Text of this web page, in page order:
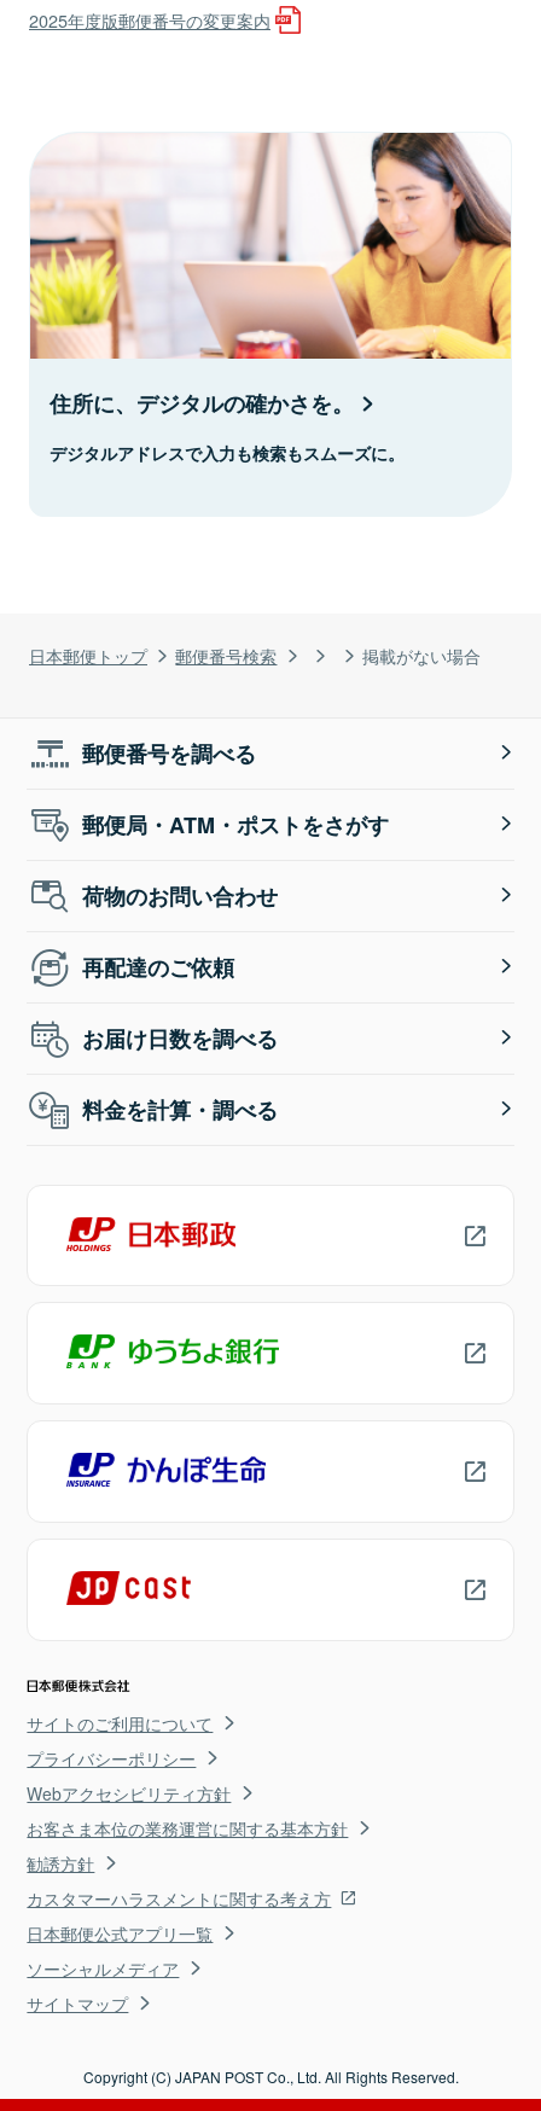
日本郵便トップ 郵便番号検索 掲載がない場合
2025年度版郵便番号の変更案内
住所に、デジタルの確かさを。
デジタルアドレスで入力も検索もスムーズに。
郵便番号を調べる
郵便局・ATM・ポストをさがす
荷物のお問い合わせ
再配達のご依頼
お届け日数を調べる
料金を計算・調べる
サイトのご利用について
プライバシーポリシー
Webアクセシビリティ方針
お客さま本位の業務運営に関する基本方針
勧誘方針
カスタマーハラスメントに関する考え方
日本郵便公式アプリ一覧
ソーシャルメディア
サイトマップ
Copyright (C) JAPAN POST Co., Ltd. All Rights Reserved.